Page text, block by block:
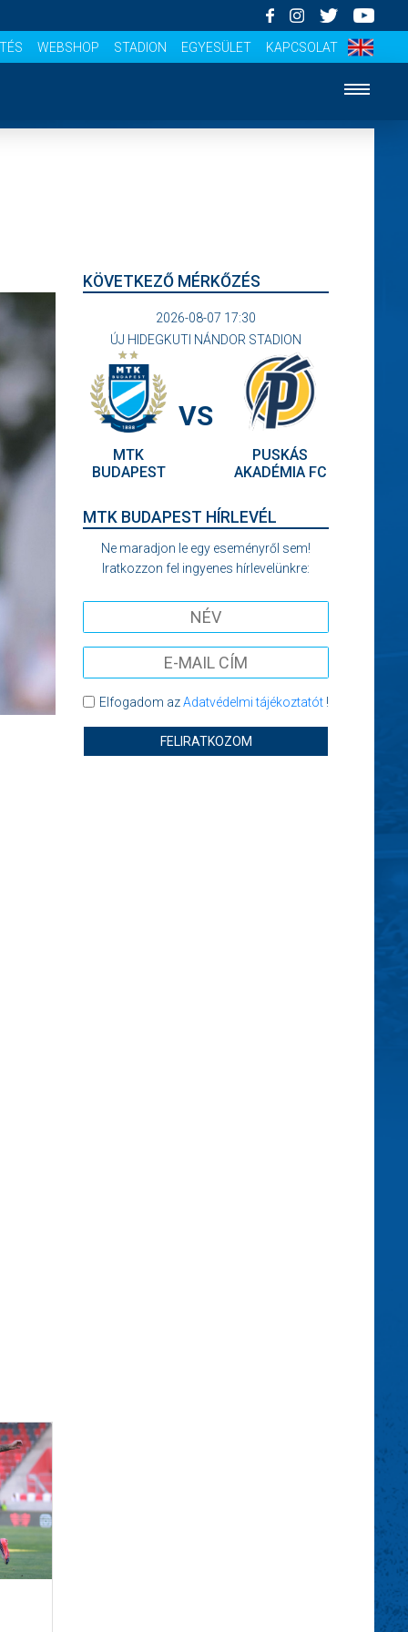
WEBSHOP STADION EGYESÜLET KAPCSOLAT
KÖVETKEZŐ MÉRKŐZÉS
2026-08-07 17:30
ÚJ HIDEGKUTI NÁNDOR STADION
MTK
BUDAPEST
VS
PUSKÁS
AKADÉMIA FC
MTK BUDAPEST HÍRLEVÉL
Ne maradjon le egy eseményről sem!
Iratkozzon fel ingyenes hírlevelünkre:
Elfogadom azAdatvédelmi tájékoztatót!
FELIRATKOZOM